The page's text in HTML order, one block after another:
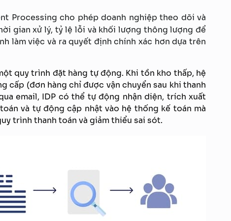
Processing cho phép doanh nghiệp theo dõi và
gian xử lý, tỷ lệ lỗi và khối lượng thông lượng để
làm việc và ra quyết định chính xác hơn dựa trên
quy trình đặt hàng tự động. Khi tồn kho thấp, hệ
cấp (đơn hàng chỉ được vận chuyển sau khi thanh
email, IDP có thể tự động nhận diện, trích xuất
và tự động cập nhật vào hệ thống kế toán mà
trình thanh toán và giảm thiểu sai sót.